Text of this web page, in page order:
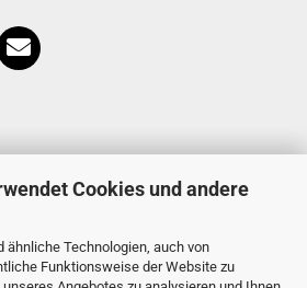
Cookies und andere
ähnliche Technologien, auch von
Funktionsweise der Website zu